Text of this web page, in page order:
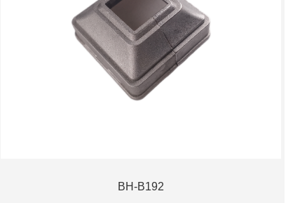
BH-B192